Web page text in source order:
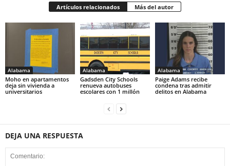
Artículos relacionados Más del autor
Alabama
Moho en apartamentos
deja sin vivienda a
universitarios
Alabama
Gadsden City Schools
renueva autobuses
escolares con 1 millón
Alabama
Paige Adams recibe
condena tras admitir
delitos en Alabama
DEJA UNA RESPUESTA